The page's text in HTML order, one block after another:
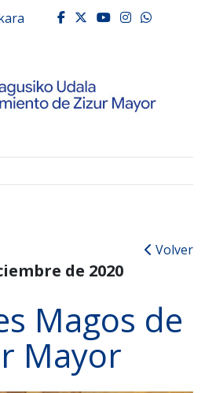
de
facebook
twitter
youtube
Volver
de 2020
Magos de
Mayor